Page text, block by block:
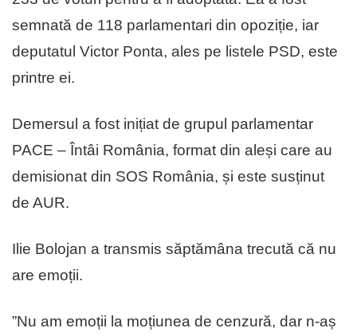
semnată de 118 parlamentari din opoziție, iar
deputatul Victor Ponta, ales pe listele PSD, este
printre ei.
Demersul a fost inițiat de grupul parlamentar
PACE – Întâi România, format din aleși care au
demisionat din SOS România, și este susținut
de AUR.
Ilie Bolojan a transmis săptămâna trecută că nu
are emoții.
”Nu am emoții la moțiunea de cenzură, dar n-aș